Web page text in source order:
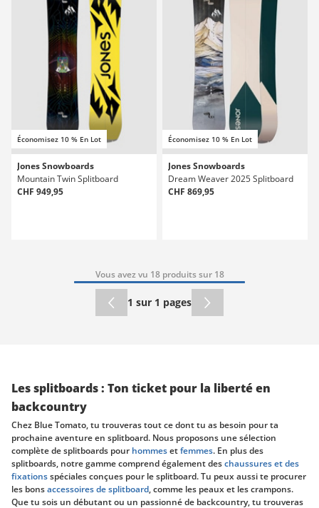
Économisez 10 % En Lot
Jones Snowboards
Mountain Twin Splitboard
CHF 949,95
Économisez 10 % En Lot
Jones Snowboards
Dream Weaver 2025 Splitboard
CHF 869,95
Vous avez vu 18 produits sur 18
1 sur 1 pages
Les splitboards : Ton ticket pour la liberté en
backcountry
Chez Blue Tomato, tu trouveras tout ce dont tu as besoin pour ta
prochaine aventure en splitboard. Nous proposons une sélection
complète de splitboards pour hommesetfemmes. En plus des
splitboards, notre gamme comprend également deschaussures et des
fixationsspéciales conçues pour le splitboard. Tu peux aussi te procurer
les bonsaccessoires de splitboard, comme les peaux et les crampons.
Que tu sois un débutant ou un passionné de backcountry, tu trouveras